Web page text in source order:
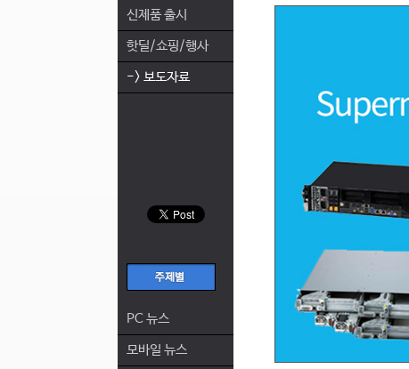
신제품 출시
핫딜/쇼핑/행사
-> 보도자료
PC 뉴스
모바일 뉴스